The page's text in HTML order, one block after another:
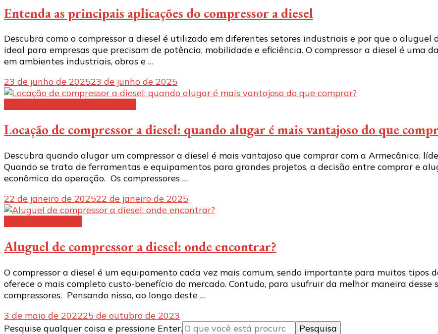
Entenda as principais aplicações do compressor a diesel
Descubra como o compressor a diesel é utilizado em diferentes setores industriais e por que o aluguel
ideal para empresas que precisam de potência, mobilidade e eficiência. O compressor a diesel é uma
em ambientes industriais, obras e …
23 de junho de 202523 de junho de 2025
Locação de compressor a diesel: quando alugar é mais vantajoso do que
Descubra quando alugar um compressor a diesel é mais vantajoso que comprar com a Armecânica,
Quando se trata de ferramentas e equipamentos para grandes projetos, a decisão entre comprar e
econômica da operação. Os compressores …
22 de janeiro de 202522 de janeiro de 2025
Aluguel de compressor a diesel: onde encontrar?
O compressor a diesel é um equipamento cada vez mais comum, sendo importante para muitos tipos
oferece o mais completo custo-benefício do mercado. Contudo, para usufruir da melhor maneira
compressores. Pensando nisso, ao longo deste …
3 de maio de 202225 de outubro de 2023
Procurando
Pesquise qualquer coisa e pressione Enter.